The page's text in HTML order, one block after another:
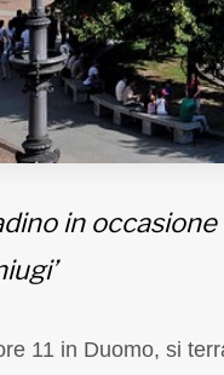
in
11 in Duomo, si